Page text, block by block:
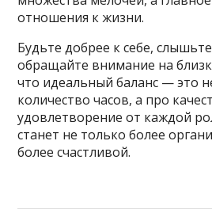
отношения к жизни.
Будьте добрее к себе,
обращайте внимание на
что идеальный баланс — это
количество часов, а про
удовлетворение от каждой
станет не только более
более счастливой.